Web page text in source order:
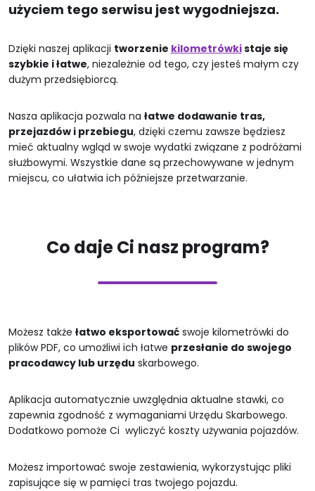
użyciem tego serwisu jest wygodniejsza.
Dzięki naszej aplikacji tworzenie kilometrówkistaje się
szybkie i łatwe, niezależnie od tego, czy jesteś małym czy
dużym przedsiębiorcą.
Nasza aplikacja pozwala na łatwe dodawanie tras,
przejazdów i przebiegu, dzięki czemu zawsze będziesz
mieć aktualny wgląd w swoje wydatki związane z podróżami
służbowymi. Wszystkie dane są przechowywane w jednym
miejscu, co ułatwia ich późniejsze przetwarzanie.
Co daje Ci nasz program?
Możesz także łatwo eksportowaćswoje kilometrówki do
plików PDF, co umożliwi ich łatwe przesłanie do swojego
pracodawcy lub urzędu skarbowego.
Aplikacja automatycznie uwzględnia aktualne stawki, co
zapewnia zgodność z wymaganiami Urzędu Skarbowego.
Dodatkowo pomoże Ci wyliczyć koszty używania pojazdów.
Możesz importować swoje zestawienia, wykorzystując pliki
zapisujące się w pamięci tras twojego pojazdu.